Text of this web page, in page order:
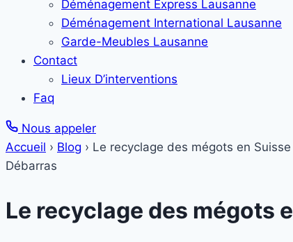
Déménagement Express Lausanne
Déménagement International Lausanne
Garde-Meubles Lausanne
Contact
Lieux D’interventions
Faq
Nous appeler
Accueil › Blog › Le recyclage des mégots en
Débarras
Le recyclage des mégots